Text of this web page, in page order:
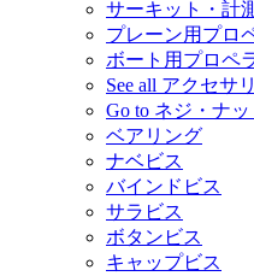
サーキット・計
プレーン用プロ
ボート用プロペ
See all アクセサ
Go to ネジ・ナッ
ベアリング
ナベビス
バインドビス
サラビス
ボタンビス
キャップビス